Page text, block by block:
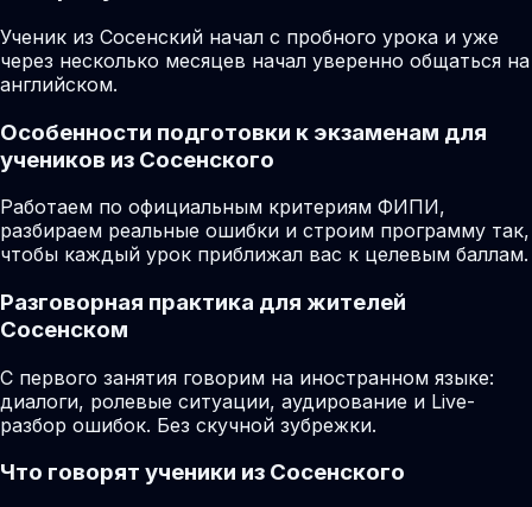
Ученик из Сосенский начал с пробного урока и уже
через несколько месяцев начал уверенно общаться на
английском.
Особенности подготовки к экзаменам для
учеников из Сосенского
Работаем по официальным критериям ФИПИ,
разбираем реальные ошибки и строим программу так,
чтобы каждый урок приближал вас к целевым баллам.
Разговорная практика для жителей
Сосенском
С первого занятия говорим на иностранном языке:
диалоги, ролевые ситуации, аудирование и Live-
разбор ошибок. Без скучной зубрежки.
Что говорят ученики из Сосенского